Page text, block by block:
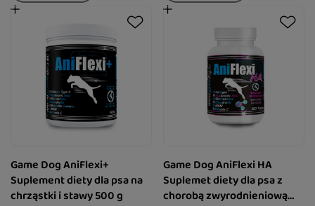
Game Dog AniFlexi+
Suplement diety dla psa na
chrząstki i stawy 500 g
Game Dog AniFlexi HA
Suplemet diety dla psa z
chorobą zwyrodnieniową